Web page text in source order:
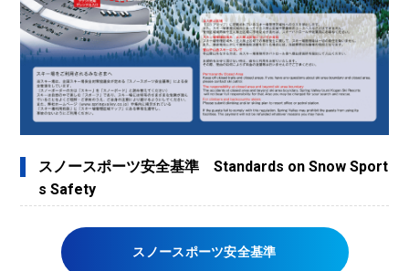
スノースポーツ安全基準 Standards on Snow Sport
s Safety
スノースポーツ安全基準